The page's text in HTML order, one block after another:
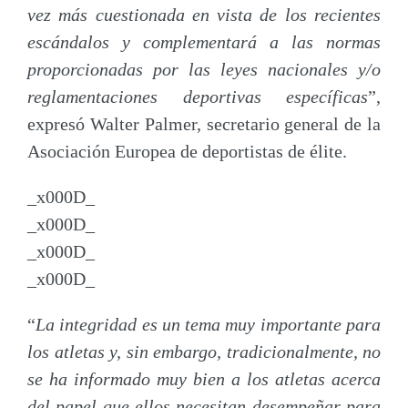
vez más cuestionada en vista de los recientes
escándalos y complementará a las normas
proporcionadas por las leyes nacionales y/o
reglamentaciones deportivas específicas”,
expresó Walter Palmer, secretario general de la
Asociación Europea de deportistas de élite.
_x000D_
_x000D_
_x000D_
_x000D_
“La integridad es un tema muy importante para
los atletas y, sin embargo, tradicionalmente, no
se ha informado muy bien a los atletas acerca